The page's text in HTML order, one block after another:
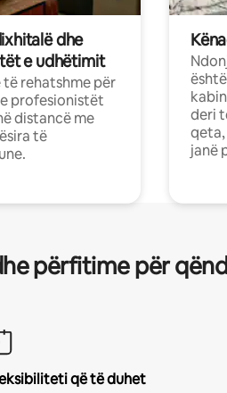
dhe
e udhëtimit
rehatshme për
profesionistët
distancë me
të
deri
janë
përfitime për
që të duhet